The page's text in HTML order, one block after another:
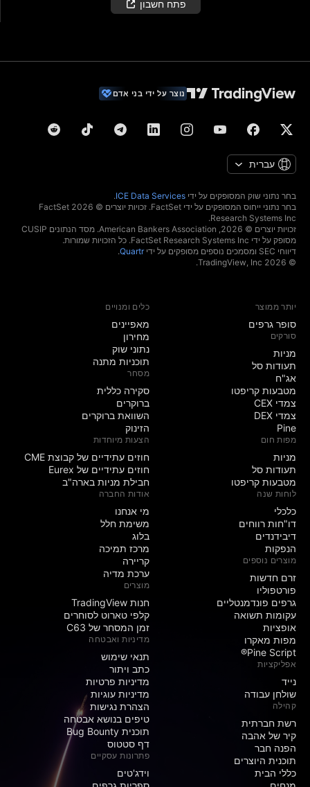
פתח חשבון
נוצר על ידי בני אדם
עברית
בחר נתוני שוק המסופקים על ידי ICE Data Services
.
בחר נתוני ייחוס המסופקים על ידי FactSet. זכויות יוצרים © 2026 ‏FactSet
Research Systems Inc.‏
זכויות יוצרים © 2026, ‏American Bankers Association. מסד הנתונים CUSIP
מסופק על ידי FactSet Research Systems Inc. כל הזכויות שמורות.
דיווחי SEC ומסמכים נוספים מסופקים על ידי
Quartr
.
© 2026 ‏TradingView, Inc.‏
יותר ממוצר
סופר גרפים
סורקים
מניות‏
תעודות סל
אג"ח
מטבעות קריפטו
צמדי CEX
צמדי DEX
Pine
מפות חום
מניות‏
תעודות סל
מטבעות קריפטו
לוחות שנה
כלכלי
דו"חות רווחים
דיבידנדים
הנפקות
מוצרים נוספים
זרם חדשות
פורטפוליו
גרפים פונדמנטליים
עקומות תשואה
אופציות
מפות מאקרו
Pine Script®
אפליקציות
נייד
שולחן עבודה
קהילה
רשת חברתית
קיר של אהבה
הפנה חבר
תוכנית היוצרים
כללי הבית
כלים ומנויים
מאפיינים
מחירון
נתוני שוק
תוכניות מתנה
מסחר
סקירה כללית
ברוקרים
השוואת ברוקרים
הזינוק
הצעות מיוחדות
חוזים עתידיים של קבוצת CME
חוזים עתידיים של Eurex
חבילת מניות בארה"ב
אודות החברה
מי אנחנו
משימת חלל
בלוג
מרכז תמיכה
קריירה
ערכת מדיה
מוצרים
חנות TradingView
קלפי טארוט לסוחרים
זמן המסחר של C63
מדיניות ואבטחה
תנאי שימוש
כתב ויתור
מדיניות פרטיות
מדיניות עוגיות
הצהרת נגישות
טיפים בנושא אבטחה
תוכנית Bug Bounty
דף סטטוס
פתרונות עסקיים
וידג'טים